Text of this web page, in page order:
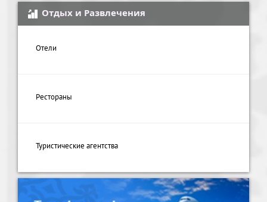
Отдых и Развлечения
Отели
Рестораны
Туристические агентства